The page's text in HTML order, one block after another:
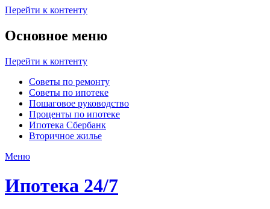
Перейти к контенту
Основное меню
Перейти к контенту
Советы по ремонту
Советы по ипотеке
Пошаговое руководство
Проценты по ипотеке
Ипотека Сбербанк
Вторичное жилье
Меню
Ипотека 24/7